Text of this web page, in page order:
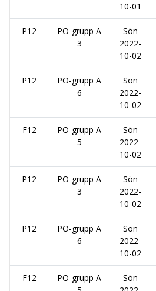
10-01
P12
PO-grupp A
3
Sön
2022-
10-02
P12
PO-grupp A
6
Sön
2022-
10-02
F12
PO-grupp A
5
Sön
2022-
10-02
P12
PO-grupp A
3
Sön
2022-
10-02
P12
PO-grupp A
6
Sön
2022-
10-02
F12
PO-grupp A
Sön